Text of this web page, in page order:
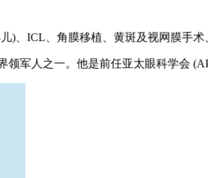
)、ICL、角膜移植、黄斑及视网膜手
领军人之一。他是前任亚太眼科学会